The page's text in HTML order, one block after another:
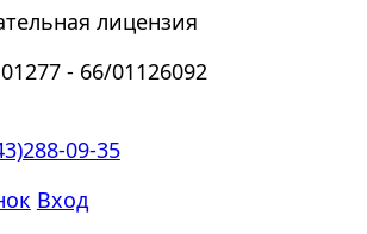
лицензия
- 66/01126092
09-35
Вход